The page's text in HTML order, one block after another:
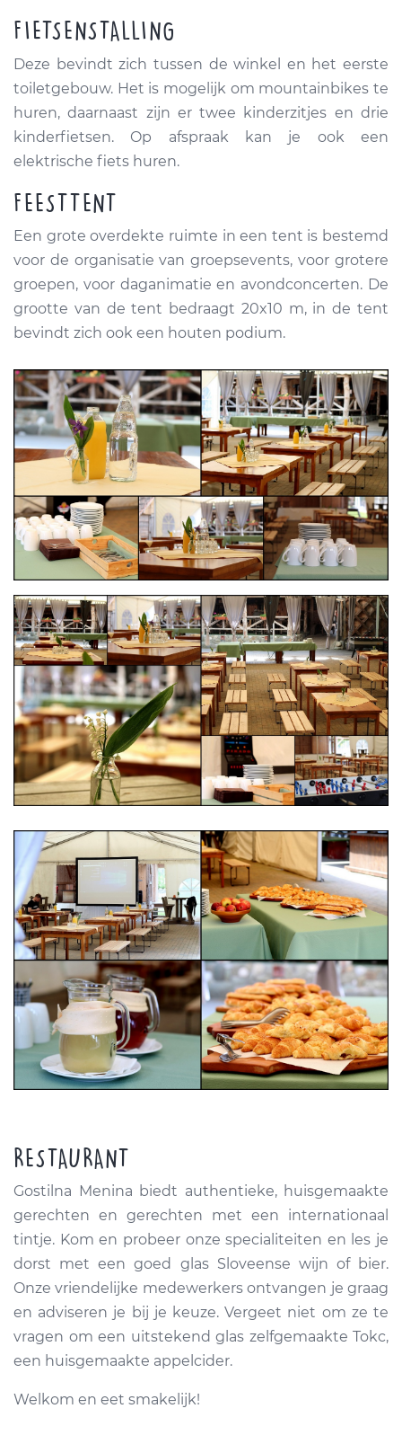
FIETSENSTALLING
Deze bevindt zich tussen de winkel en het eerste
toiletgebouw. Het is mogelijk om mountainbikes te
huren, daarnaast zijn er twee kinderzitjes en drie
kinderfietsen. Op afspraak kan je ook een
elektrische fiets huren.
FEESTTENT
Een grote overdekte ruimte in een tent is bestemd
voor de organisatie van groepsevents, voor grotere
groepen, voor daganimatie en avondconcerten. De
grootte van de tent bedraagt 20x10 m, in de tent
bevindt zich ook een houten podium.
RESTAURANT
Gostilna Menina biedt authentieke, huisgemaakte
gerechten en gerechten met een internationaal
tintje. Kom en probeer onze specialiteiten en les je
dorst met een goed glas Sloveense wijn of bier.
Onze vriendelijke medewerkers ontvangen je graag
en adviseren je bij je keuze. Vergeet niet om ze te
vragen om een uitstekend glas zelfgemaakte Tokc,
een huisgemaakte appelcider.
Welkom en eet smakelijk!